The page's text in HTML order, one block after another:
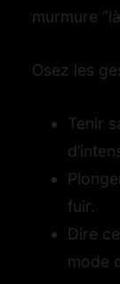
murmure
Osez les
Tenir
fuir.
Dire
mode